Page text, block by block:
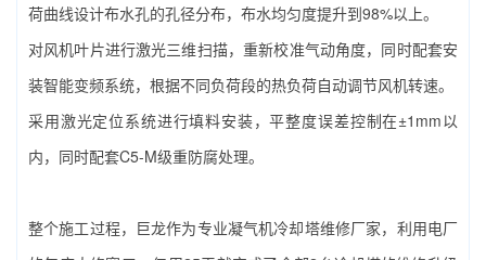
荷曲线设计布水孔的孔径分布，布水均匀度提升到98%以上。
对风机叶片进行激光三维扫描，重新校准气动角度，同时配套安
装智能变频系统，根据不同负荷段的热负荷自动调节风机转速。
采用激光定位系统进行填料安装，平整度误差控制在±1mm以
内，同时配套C5-M级重防腐处理。
整个施工过程，巨龙作为专业‌凝气机冷却塔维修厂家‌，利用电厂